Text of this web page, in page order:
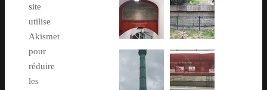
site
utilise
Akismet
pour
réduire
les